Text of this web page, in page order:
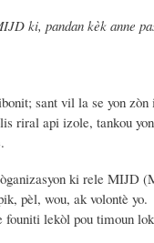
ki, pandan kèk anne
sant vil la se yon
riral api izole, tankou
ki rele MIJD
pèl, wou, ak volontè
lekòl pou timoun